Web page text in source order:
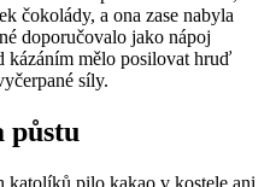
čokolády, a ona zase nabyla
doporučovalo jako nápoj
kázáním mělo posilovat hruď
síly.
půstu
pilo kakao v kostele ani